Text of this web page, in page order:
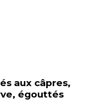
aux câpres,
égouttés